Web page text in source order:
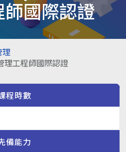
國際認證
理
理工程師國際認證
程時數
備能力